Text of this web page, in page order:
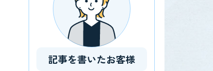
記事を書いたお客様